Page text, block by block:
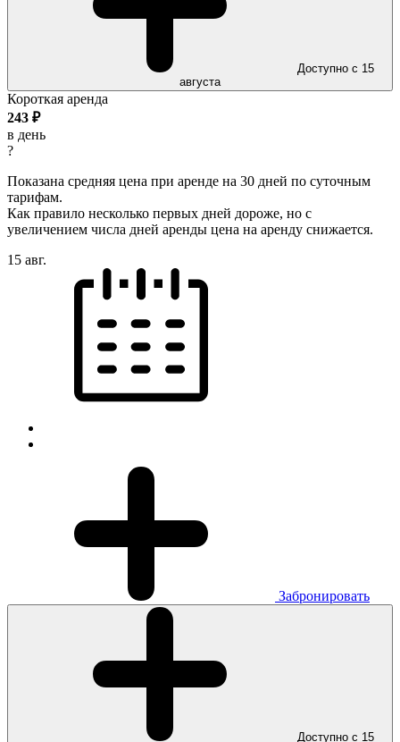
Доступно с 15
августа
Короткая аренда
243 ₽
в день
?
Показана средняя цена при аренде на 30 дней по суточным
тарифам.
Как правило несколько первых дней дороже, но с
увеличением числа дней аренды цена на аренду снижается.
15 авг.
Забронировать
Доступно с 15